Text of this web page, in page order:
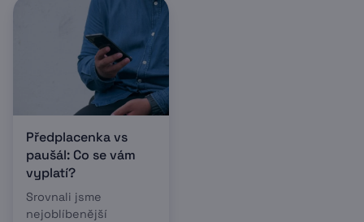
Předplacenka vs
paušál: Co se vám
vyplatí?
Srovnali jsme
nejoblíbenější